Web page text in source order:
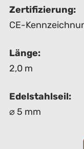
Zertifizierung:
CE-
Länge:
2,0 m
Edelstahlseil:
⌀ 5 mm